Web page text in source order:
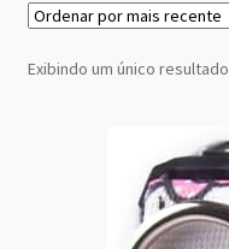
Exibindo um único resultado